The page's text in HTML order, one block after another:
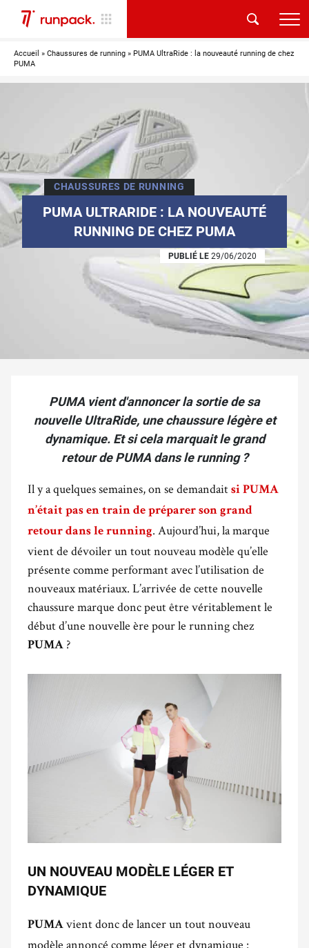
Accueil » Chaussures de running » PUMA UltraRide : la nouveauté running de chez
PUMA
CHAUSSURES DE RUNNING
PUMA ULTRARIDE : LA NOUVEAUTÉ
RUNNING DE CHEZ PUMA
PUBLIÉ LE 29/06/2020
PUMA vient d'annoncer la sortie de sa
nouvelle UltraRide, une chaussure légère et
dynamique. Et si cela marquait le grand
retour de PUMA dans le running ?
Il y a quelques semaines, on se demandait si PUMA
n’était pas en train de préparer son grand
retour dans le running. Aujourd’hui, la marque
vient de dévoiler un tout nouveau modèle qu’elle
présente comme performant avec l’utilisation de
nouveaux matériaux. L’arrivée de cette nouvelle
chaussure marque donc peut être véritablement le
début d’une nouvelle ère pour le running chez
PUMA ?
UN NOUVEAU MODÈLE LÉGER ET
DYNAMIQUE
PUMA vient donc de lancer un tout nouveau
modèle annoncé comme léger et dynamique :